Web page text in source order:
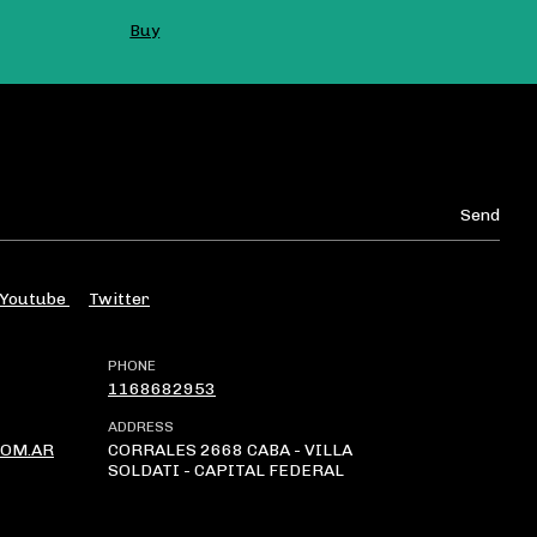
Buy
Youtube Twitter
PHONE
1168682953
ADDRESS
CORRALES 2668 CABA - VILLA
SOLDATI - CAPITAL FEDERAL